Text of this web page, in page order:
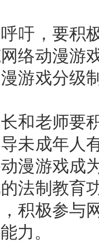
，要积极
络动漫游
游戏分级
老师要积
未成年人
漫游戏成
法制教育
积极参与
力。